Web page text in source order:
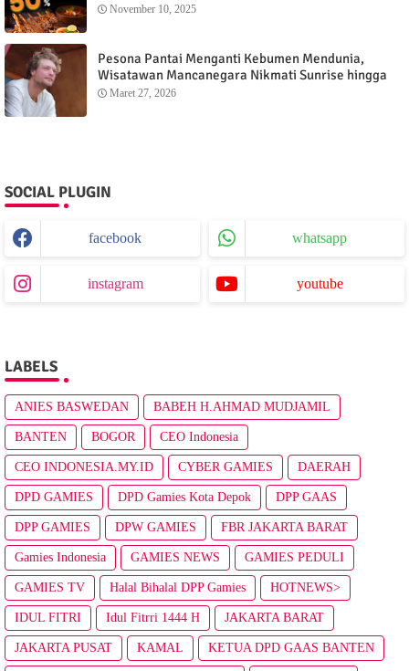
November 10, 2025
Pesona Pantai Menganti Kebumen Mendunia,
Wisatawan Mancanegara Nikmati Sunrise hingga
Sunset dari Menganti Cottage
Maret 27, 2026
SOCIAL PLUGIN
facebook whatsapp
instagram youtube
LABELS
ANIES BASWEDAN BABEH H.AHMAD MUDJAMIL
BANTEN BOGOR CEO Indonesia
CEO INDONESIA.MY.ID CYBER GAMIES DAERAH
DPD GAMIES DPD Gamies Kota Depok DPP GAAS
DPP GAMIES DPW GAMIES FBR JAKARTA BARAT
Gamies Indonesia GAMIES NEWS GAMIES PEDULI
GAMIES TV Halal Bihalal DPP Gamies HOTNEWS>
IDUL FITRI Idul Fitrri 1444 H JAKARTA BARAT
JAKARTA PUSAT KAMAL KETUA DPD GAAS BANTEN